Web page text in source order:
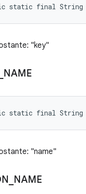
static final String
"key"
NAME
static final String
"name"
NAME